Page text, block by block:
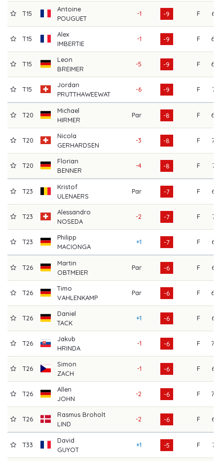
T15
Antoine
POUGUET
-1 -9 F 65
T15
Alex
IMBERTIE
-1 -9 F 69
T15
Leon
BREIMER
-5 -9 F 69
T15
Jordan
PRUTTHAWEEWAT
-6 -9 F 71
T20
Michael
HIRMER
Par -8 F 68
T20
Nicola
GERHARDSEN
-3 -8 F 72
T20
Florian
BENNER
-4 -8 F 71
T23
Kristof
ULENAERS
Par -7 F 67
T23
Alessandro
NOSEDA
-2 -7 F 71
T23
Philipp
MACIONGA
+1 -7 F 66
T26
Martin
OBTMEIER
Par -6 F 67
T26
Timo
VAHLENKAMP
Par -6 F 68
T26
Daniel
TACK
+1 -6 F 65
T26
Jakub
HRINDA
-1 -6 F 70
T26
Simon
ZACH
-1 -6 F 67
T26
Allen
JOHN
-2 -6 F 70
T26
Rasmus Broholt
LIND
-2 -6 F 67
T33
David
GUYOT
+1 -5 F 71